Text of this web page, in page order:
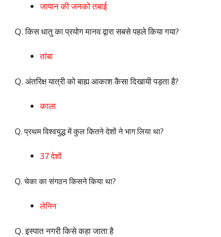
जापान की जनको तबाई
Q. किस धातु का प्रयोग मानव द्वारा सबसे पहले किया गया?
तांबा
Q. अंतरिक्ष यात्री को बाह्य आकाश कैसा दिखायी पड़ता है?
काला
Q. प्रथम विश्वयुद्ध में कुल कितने देशों ने भाग लिया था?
37 देशों
Q. चेका का संगठन किसने किया था?
लेनिन
Q. इस्पात नगरी किसे कहा जाता है